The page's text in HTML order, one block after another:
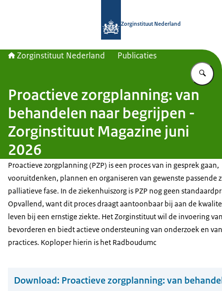
Zorginstituut Nederland
Zorginstituut Nederland Publicaties
Proactieve zorgplanning: van
behandelen naar begrijpen -
Zorginstituut Magazine juni
2026
Proactieve zorgplanning (PZP) is een proces van in gesprek gaan,
vooruitdenken, plannen en organiseren van gewenste passende
palliatieve fase. In de ziekenhuiszorg is PZP nog geen
Opvallend, want dit proces draagt aantoonbaar bij aan de
leven bij een ernstige ziekte. Het Zorginstituut wil de invoering
bevorderen en biedt actieve ondersteuning van onderzoek en
practices. Koploper hierin is het Radboudumc
Download: Proactieve zorgplanning: van